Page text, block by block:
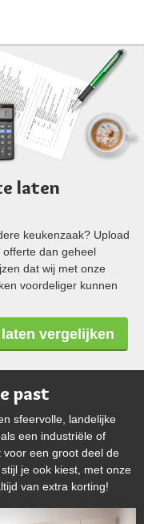
laten
keukenzaak? Upload
dan geheel
dat wij met onze
voordeliger kunnen
vergelijken
past
sfeervolle, landelijke
een industriële of
voor een groot deel de
je ook kiest, met onze
van extra korting!